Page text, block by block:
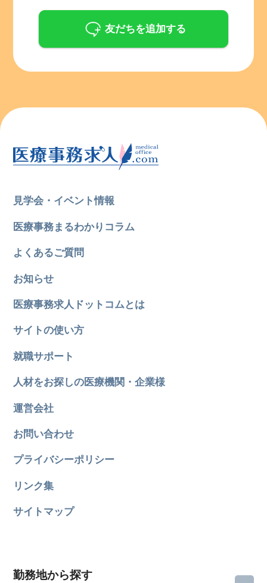
友だちを追加する
見学会・イベント情報
医療事務まるわかりコラム
よくあるご質問
お知らせ
医療事務求人ドットコムとは
サイトの使い方
就職サポート
人材をお探しの医療機関・企業様
運営会社
お問い合わせ
プライバシーポリシー
リンク集
サイトマップ
勤務地から探す